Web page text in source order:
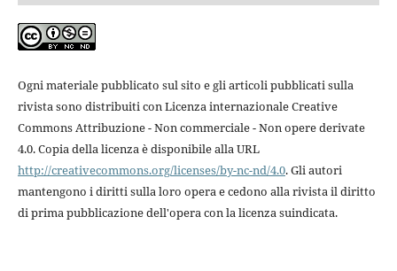
Ogni materiale pubblicato sul sito e gli articoli pubblicati sulla
rivista sono distribuiti con Licenza internazionale Creative
Commons Attribuzione - Non commerciale - Non opere derivate
4.0. Copia della licenza è disponibile alla URL
http://creativecommons.org/licenses/by-nc-nd/4.0. Gli autori
mantengono i diritti sulla loro opera e cedono alla rivista il diritto
di prima pubblicazione dell'opera con la licenza suindicata.